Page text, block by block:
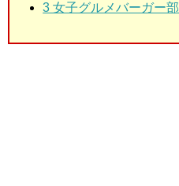
3 女子グルメバーガー